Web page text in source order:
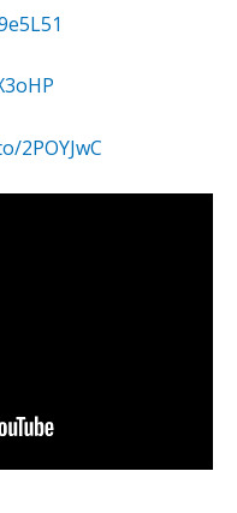
2POYJwC